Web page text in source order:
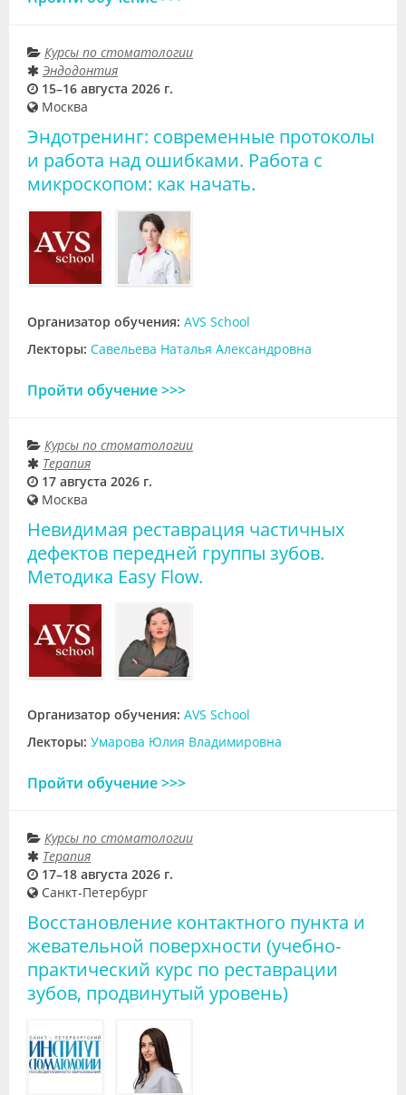
Курсы по стоматологии
Эндодонтия
15–16 августа 2026 г.
Москва
Эндотренинг: современные протоколы
и работа над ошибками. Работа с
микроскопом: как начать.
Организатор обучения: AVS School
Лекторы: Савельева Наталья Александровна
Пройти обучение >>>
Курсы по стоматологии
Терапия
17 августа 2026 г.
Москва
Невидимая реставрация частичных
дефектов передней группы зубов.
Методика Easy Flow.
Организатор обучения: AVS School
Лекторы: Умарова Юлия Владимировна
Пройти обучение >>>
Курсы по стоматологии
Терапия
17–18 августа 2026 г.
Санкт-Петербург
Восстановление контактного пункта и
жевательной поверхности (учебно-
практический курс по реставрации
зубов, продвинутый уровень)